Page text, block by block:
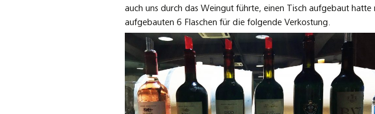
auch uns durch das Weingut führte, einen Tisch aufgebaut hatte
aufgebauten 6 Flaschen für die folgende Verkostung.